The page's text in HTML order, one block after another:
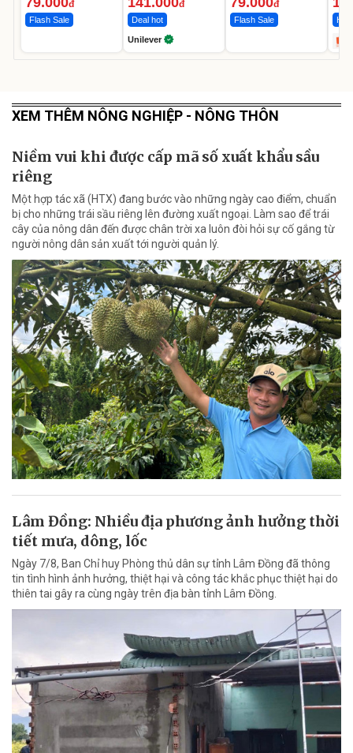
đ
Flash Sale
đ
Deal hot
Unilever
đ
Flash Sale Hot
XEM THÊM NÔNG NGHIỆP - NÔNG THÔN
Niềm vui khi được cấp mã số xuất khẩu sầu
riêng
Một hợp tác xã (HTX) đang bước vào những ngày cao điểm, chuẩn
bị cho những trái sầu riêng lên đường xuất ngoại. Làm sao để trái
cây của nông dân đến được chân trời xa luôn đòi hỏi sự cố gắng từ
người nông dân sản xuất tới người quản lý.
Lâm Đồng: Nhiều địa phương ảnh hưởng thời
tiết mưa, dông, lốc
Ngày 7/8, Ban Chỉ huy Phòng thủ dân sự tỉnh Lâm Đồng đã thông
tin tình hình ảnh hưởng, thiệt hại và công tác khắc phục thiệt hại do
thiên tai gây ra cùng ngày trên địa bàn tỉnh Lâm Đồng.